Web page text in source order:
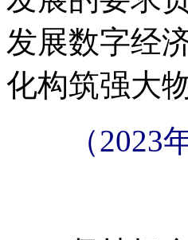
发展数字经
化构筑强大
（